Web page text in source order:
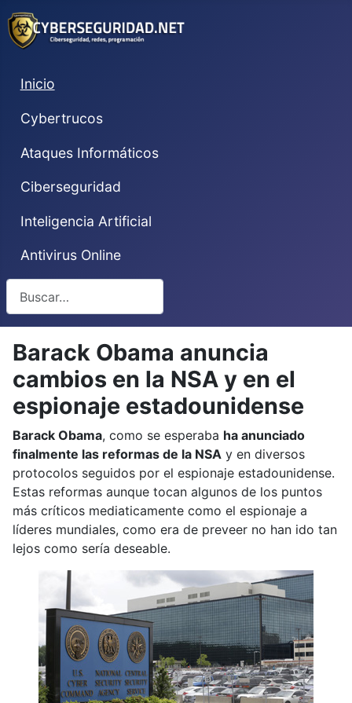
Inicio
Cybertrucos
Ataques Informáticos
Ciberseguridad
Inteligencia Artificial
Antivirus Online
Barack Obama anuncia
cambios en la NSA y en el
espionaje estadounidense
Barack Obama, como se esperaba ha anunciado
finalmente las reformas de la NSA y en diversos
protocolos seguidos por el espionaje estadounidense.
Estas reformas aunque tocan algunos de los puntos
más críticos mediaticamente como el espionaje a
líderes mundiales, como era de preveer no han ido tan
lejos como sería deseable.